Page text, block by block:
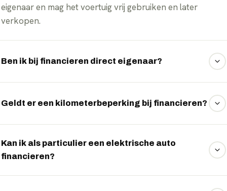
eigenaar en mag het voertuig vrij gebruiken en later
verkopen.
Ben ik bij financieren direct eigenaar?
aankoop eigenaar van het elektrische voertuig.
Geldt er een kilometerbeperking bij financieren?
zonder bij te betalen voor extra kilometers.
Kan ik als particulier een elektrische auto
financieren?